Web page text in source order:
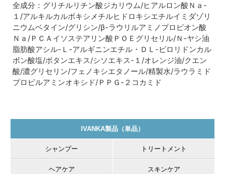
全成分：グリチルリチン酸ジカリウム/ヒアルロン酸Ｎａ-
１/アルキルカルボキシメチルヒドロキシエチルイミダゾリ
ニウムベタイン/グリシン/β-ラウリルアミノプロピオン酸
Ｎａ/ＰＣＡイソステアリン酸ＰＯＥグリセリル/Ｎ-ヤシ油
脂肪酸アシル-Ｌ-アルギニンエチル・ＤＬ-ピロリドンカル
ボン酸塩/ボタンエキス/シソエキス-１/オレンジ油/クエン
酸/濃グリセリン/フェノキシエタノール/精製水/ラウラミド
プロピルアミンオキシド/ＰＰＧ-２コカミド
IVANKA製品（単品）
シャンプー トリートメント
ヘアケア スキンケア